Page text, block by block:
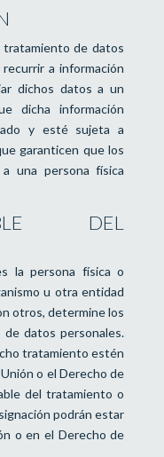
tratamiento de datos
a información
dichos datos a un
dicha información
y esté sujeta a
garanticen que los
una persona física
DEL
la persona física o
u otra entidad
otros, determine los
datos personales.
tratamiento estén
o el Derecho de
del tratamiento o
podrán estar
o en el Derecho de